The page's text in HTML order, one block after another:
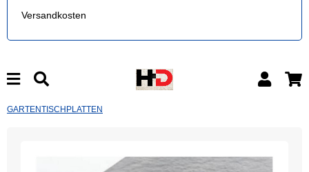
Versandkosten
GARTENTISCHPLATTEN